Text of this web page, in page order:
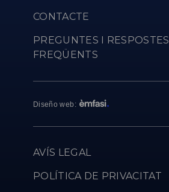
CONTACTE
PREGUNTES I RESPOSTES
FREQÜENTS
AVÍS LEGAL
POLÍTICA DE PRIVACITAT
Diseño web :